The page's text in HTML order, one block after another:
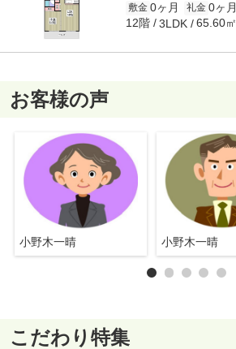
敷金 0ヶ月 礼金 0ヶ月
12階 3LDK 65.60㎡
お客様の声
小野木一晴 小野木一晴
こだわり特集